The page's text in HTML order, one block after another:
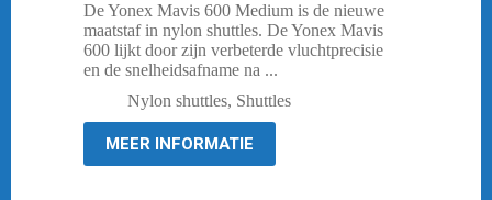
De Yonex Mavis 600 Medium is de nieuwe
maatstaf in nylon shuttles. De Yonex Mavis
600 lijkt door zijn verbeterde vluchtprecisie
en de snelheidsafname na ...
Nylon shuttles, Shuttles
MEER INFORMATIE